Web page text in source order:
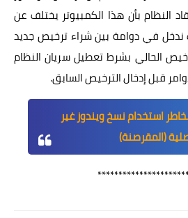
النظام بأن هذا الكمبيوتر يختلف عن
ندخل في دوامة بين شراء ترخيص جديد
الحالي بشرط تعطيل سريان النظام
قبل إدخال الترخيص السابق.
استخدام نسخ ويندوز غير
(المقرصنة)